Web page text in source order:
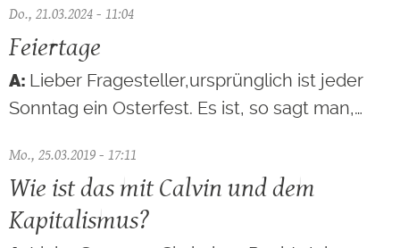
Do., 21.03.2024 - 11:04
Feiertage
Lieber Fragesteller,ursprünglich ist jeder
Sonntag ein Osterfest. Es ist, so sagt man,…
Mo., 25.03.2019 - 17:11
Wie ist das mit Calvin und dem
Kapitalismus?